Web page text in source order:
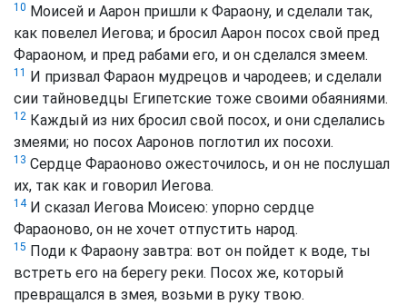
10 Моисей и Аарон пришли к Фараону, и сделали так,
как повелел Иегова; и бросил Аарон посох свой пред
Фараоном, и пред рабами его, и он сделался змеем.
11
И призвал Фараон мудрецов и чародеев; и сделали
сии тайноведцы Египетские тоже своими обаяниями.
12 Каждый из них бросил свой посох, и они сделались
змеями; но посох Ааронов поглотил их посохи.
13 Сердце Фараоново ожесточилось, и он не послушал
их, так как и говорил Иегова.
14И сказал Иегова Моисею: упорно сердце
Фараоново, он не хочет отпустить народ.
15 Поди к Фараону завтра: вот он пойдет к воде, ты
встреть его на берегу реки. Посох же, который
превращался в змея, возьми в руку твою.